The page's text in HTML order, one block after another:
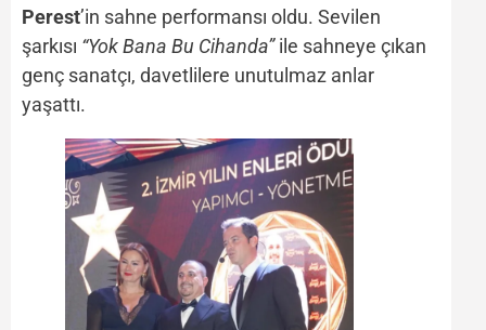
Perest’in sahne performansı oldu. Sevilen
şarkısı “Yok Bana Bu Cihanda”ile sahneye çıkan
genç sanatçı, davetlilere unutulmaz anlar
yaşattı.